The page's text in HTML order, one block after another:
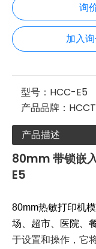
询
加入
型号： HCC-E5
产品品牌：
产品描述
80mm 带锁嵌
E5
80mm热敏打印机
场、超市、医院、
于设置和操作，它